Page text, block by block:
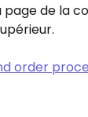
page de la